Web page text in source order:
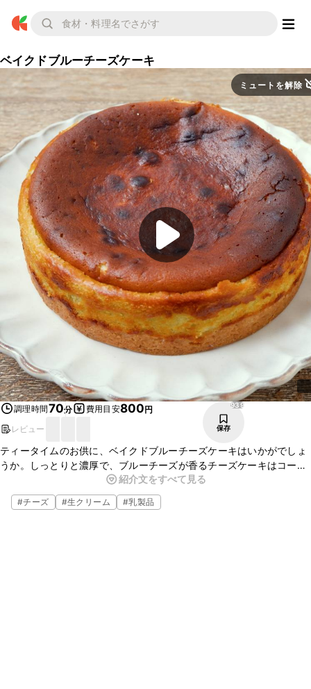
ベイクドブルーチーズケーキ
ミュートを解除
調理時間70分 費用目安800円
レビュー
939
保存
ティータイムのお供に、ベイクドブルーチーズケーキはいかがでしょ
うか。しっとりと濃厚で、ブルーチーズが香るチーズケーキはコー
ヒーや紅茶にぴったりですよ。焼きたてもおいしいですが、しっかり
と冷やすと、しっとりとしてより一層おいしく召し上がれます。
紹介文をすべて見る
#チーズ #生クリーム #乳製品